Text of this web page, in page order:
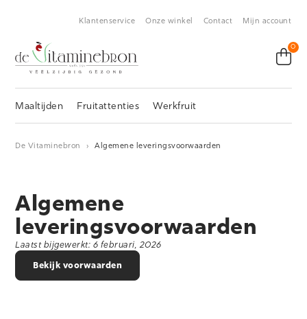
Klantenservice Onze winkel Contact Mijn account
0
Maaltijden Fruitattenties Werkfruit
De Vitaminebron › Algemene leveringsvoorwaarden
Algemene
leveringsvoorwaarden
Laatst bijgewerkt: 6 februari, 2026
Bekijk voorwaarden